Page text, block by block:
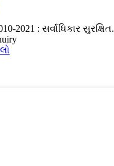
2021 : સર્વાધિકાર સુરક્ષિત.